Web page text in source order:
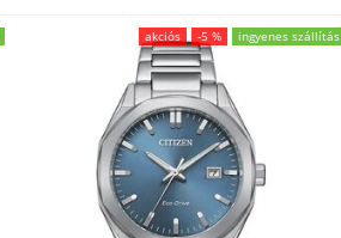
akciós -5 % ingyenes szállítás